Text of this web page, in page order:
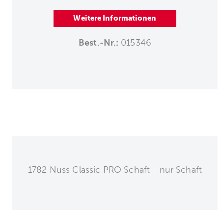
Weitere Informationen
Best.-Nr.: 015346
1782 Nuss Classic PRO Schaft - nur Schaft